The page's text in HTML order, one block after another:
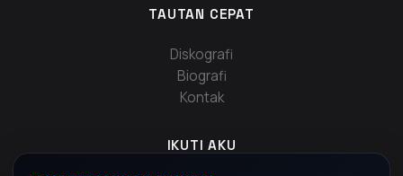
TAUTAN CEPAT
Diskografi
Biografi
Kontak
IKUTI AKU